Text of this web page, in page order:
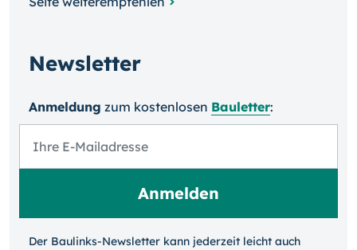
Newsletter
Anmeldung zum kosten­losen Bauletter:
Der Baulinks-Newsletter kann jeder­zeit leicht auch